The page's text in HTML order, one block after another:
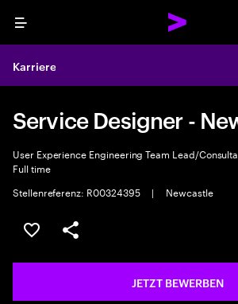
Menu
Karriere
Service Designer -
User Experience Engineering Team Lead/
Full time
Stellenreferenz: R00324395
| Newcastle
JOB SPEICHERN
Teilen
JETZT BEWERBEN